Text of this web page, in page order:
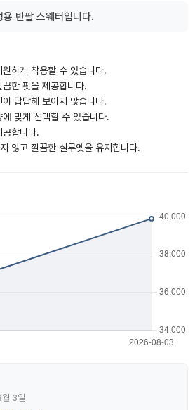
반팔 스웨터입니다.
하게 착용할 수 있습니다.
한 핏을 제공합니다.
답답해 보이지 않습니다.
맞게 선택할 수 있습니다.
공합니다.
않고 깔끔한 실루엣을 유지합니다.
3일